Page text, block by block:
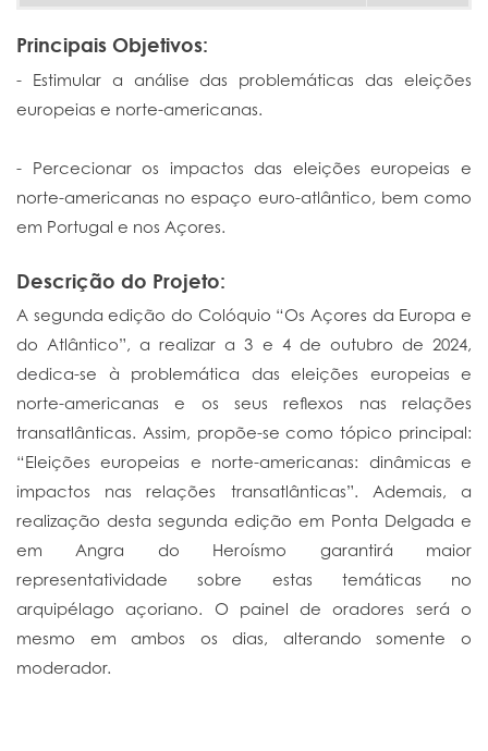
Principais Objetivos:
- Estimular a análise das problemáticas das eleições
europeias e norte-americanas.
- Percecionar os impactos das eleições europeias e
norte-americanas no espaço euro-atlântico, bem como
em Portugal e nos Açores.
Descrição do Projeto:
A segunda edição do Colóquio “Os Açores da Europa e
do Atlântico”, a realizar a 3 e 4 de outubro de 2024,
dedica-se à problemática das eleições europeias e
norte-americanas e os seus reflexos nas relações
transatlânticas. Assim, propõe-se como tópico principal:
“Eleições europeias e norte-americanas: dinâmicas e
impactos nas relações transatlânticas”. Ademais, a
realização desta segunda edição em Ponta Delgada e
em Angra do Heroísmo garantirá maior
representatividade sobre estas temáticas no
arquipélago açoriano. O painel de oradores será o
mesmo em ambos os dias, alterando somente o
moderador.